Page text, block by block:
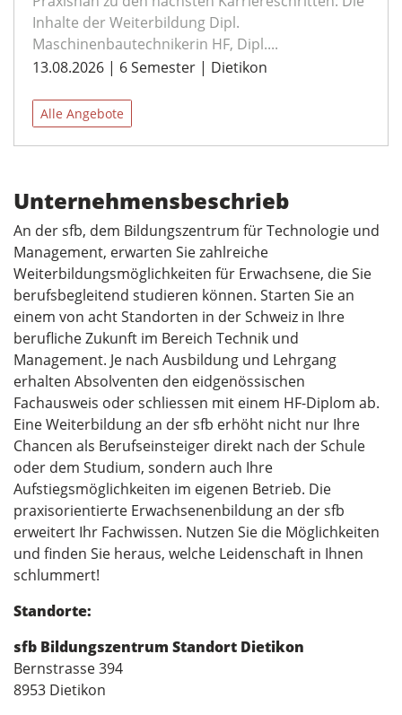
Inhalte der Weiterbildung Dipl.
Maschinenbautechnikerin HF, Dipl....
13.08.2026 | 6 Semester | Dietikon
Alle Angebote
Unternehmensbeschrieb
An der sfb, dem Bildungszentrum für Technologie und
Management, erwarten Sie zahlreiche
Weiterbildungsmöglichkeiten für Erwachsene, die Sie
berufsbegleitend studieren können. Starten Sie an
einem von acht Standorten in der Schweiz in Ihre
berufliche Zukunft im Bereich Technik und
Management. Je nach Ausbildung und Lehrgang
erhalten Absolventen den eidgenössischen
Fachausweis oder schliessen mit einem HF-Diplom ab.
Eine Weiterbildung an der sfb erhöht nicht nur Ihre
Chancen als Berufseinsteiger direkt nach der Schule
oder dem Studium, sondern auch Ihre
Aufstiegsmöglichkeiten im eigenen Betrieb. Die
praxisorientierte Erwachsenenbildung an der sfb
erweitert Ihr Fachwissen. Nutzen Sie die Möglichkeiten
und finden Sie heraus, welche Leidenschaft in Ihnen
schlummert!
Standorte:
sfb Bildungszentrum Standort Dietikon
Bernstrasse 394
8953 Dietikon